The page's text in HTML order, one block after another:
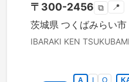
〒 300-2456 ⧉ 📍
茨城県 つくばみらい市
IBARAKI KEN
A O